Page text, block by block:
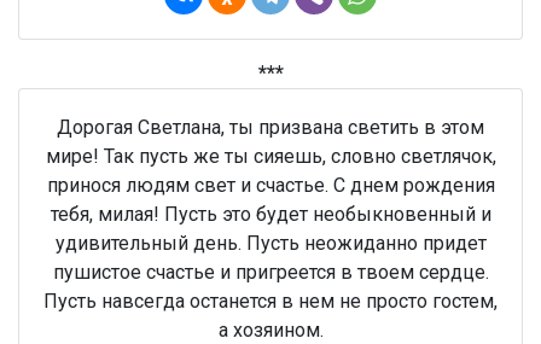
***
Дорогая Светлана, ты призвана светить в этом
мире! Так пусть же ты сияешь, словно светлячок,
принося людям свет и счастье. С днем рождения
тебя, милая! Пусть это будет необыкновенный и
удивительный день. Пусть неожиданно придет
пушистое счастье и пригреется в твоем сердце.
Пусть навсегда останется в нем не просто гостем,
а хозяином.